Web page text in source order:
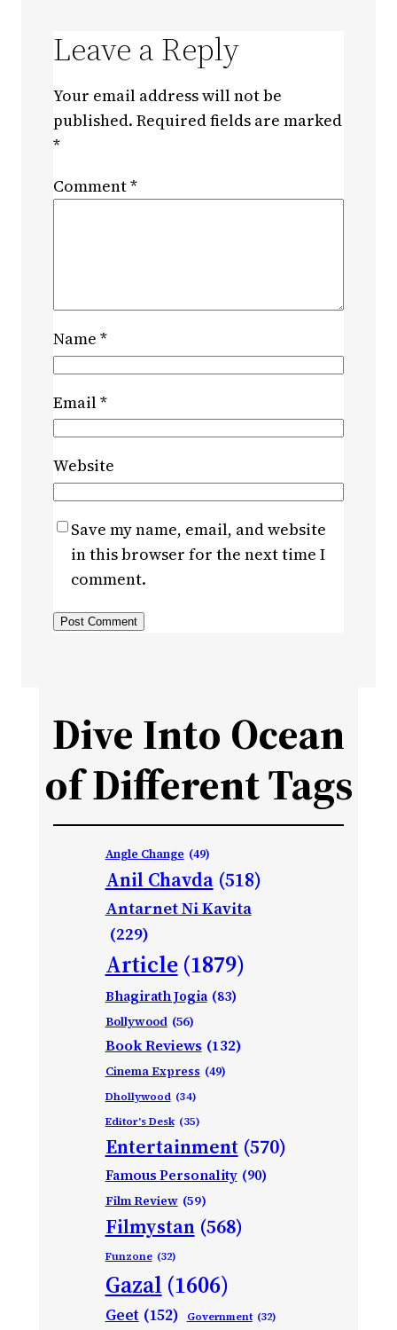
Leave a Reply
Your email address will not be
published. Required fields are marked
*
Comment*
Name *
Email*
Website
Save my name, email, and website
in this browser for the next time I
comment.
Dive Into Ocean
of Different Tags
Angle Change (49)
Anil Chavda (518)
Antarnet Ni Kavita
(229)
Article (1879)
Bhagirath Jogia (83)
Bollywood (56)
Book Reviews (132)
Cinema Express (49)
Dhollywood (34)
Editor's Desk (35)
Entertainment (570)
Famous Personality (90)
Film Review (59)
Filmystan (568)
Funzone (32)
Gazal (1606)
Geet (152) Government (32)